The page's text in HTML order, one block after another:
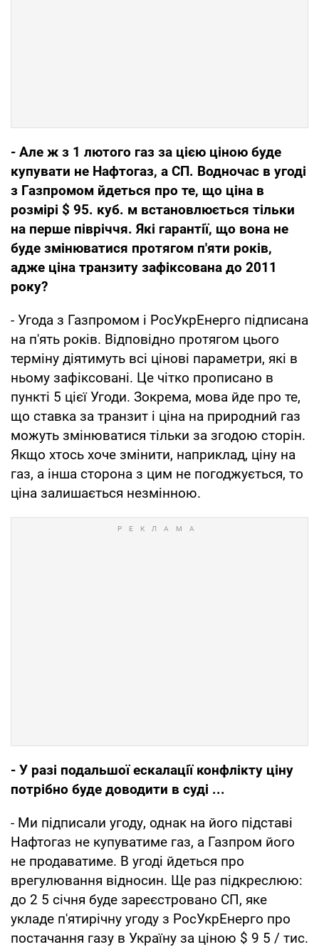
- Але ж з 1 лютого газ за цією ціною буде
купувати не Нафтогаз, а СП. Водночас в угоді
з Газпромом йдеться про те, що ціна в
розмірі $ 95. куб. м встановлюється тільки
на перше півріччя. Які гарантії, що вона не
буде змінюватися протягом п'яти років,
адже ціна транзиту зафіксована до 2011
року?
- Угода з Газпромом і РосУкрЕнерго підписана
на п'ять років. Відповідно протягом цього
терміну діятимуть всі цінові параметри, які в
ньому зафіксовані. Це чітко прописано в
пункті 5 цієї Угоди. Зокрема, мова йде про те,
що ставка за транзит і ціна на природний газ
можуть змінюватися тільки за згодою сторін.
Якщо хтось хоче змінити, наприклад, ціну на
газ, а інша сторона з цим не погоджується, то
ціна залишається незмінною.
- У разі подальшої ескалації конфлікту ціну
потрібно буде доводити в суді ...
- Ми підписали угоду, однак на його підставі
Нафтогаз не купуватиме газ, а Газпром його
не продаватиме. В угоді йдеться про
врегулювання відносин. Ще раз підкреслюю:
до 2 5 січня буде зареєстровано СП, яке
укладе п'ятирічну угоду з РосУкрЕнерго про
постачання газу в Україну за ціною $ 9 5 / тис.